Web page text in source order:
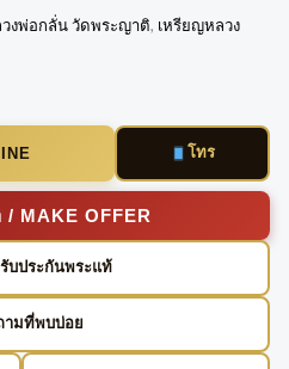
งพ่อกลั่น วัดพระญาติ, เหรียญหลวง
โทร
/ MAKE OFFER
รับประกันพระแท้
ามที่พบบ่อย